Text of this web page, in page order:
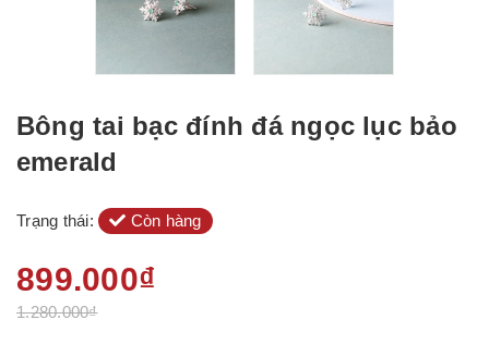
Bông tai bạc đính đá ngọc lục bảo
emerald
Trạng thái: Còn hàng
899.000₫
1.280.000₫